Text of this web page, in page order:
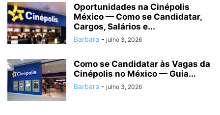
Oportunidades na Cinépolis
México — Como se Candidatar,
Cargos, Salários e...
Barbara - julho 3, 2026
Como se Candidatar às Vagas da
Cinépolis no México — Guia...
Barbara - julho 3, 2026